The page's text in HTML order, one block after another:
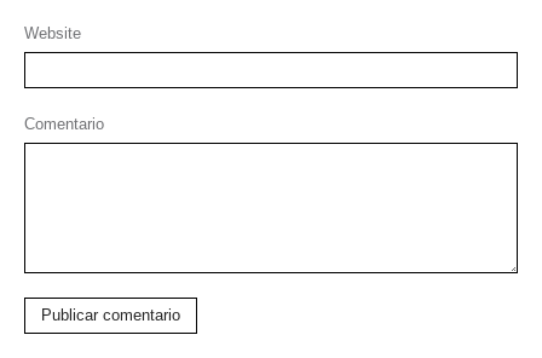
Website
Comentario
Publicar comentario